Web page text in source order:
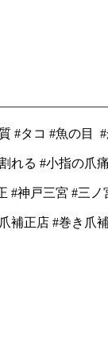
#タコ #魚の目
れる #小指の爪
#神戸三宮 #三ノ
正店 #巻き爪